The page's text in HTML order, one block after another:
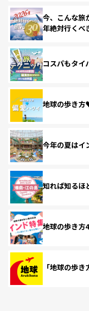
今、こんな旅
年絶対行くべ
コスパもタイ
地球の歩き
今年の夏はイ
知れば知るほ
地球の歩き方
「地球の歩